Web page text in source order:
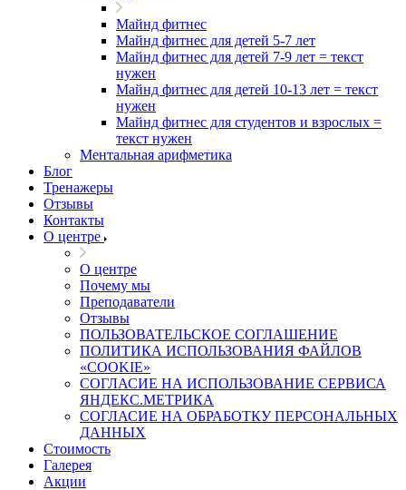
Майнд фитнес
Майнд фитнес для детей 5-7 лет
Майнд фитнес для детей 7-9 лет = текст
нужен
Майнд фитнес для детей 10-13 лет = текст
нужен
Майнд фитнес для студентов и взрослых =
текст нужен
Ментальная арифметика
Блог
Тренажеры
Отзывы
Контакты
О центре
О центре
Почему мы
Преподаватели
Отзывы
ПОЛЬЗОВАТЕЛЬСКОЕ СОГЛАШЕНИЕ
ПОЛИТИКА ИСПОЛЬЗОВАНИЯ ФАЙЛОВ
«COOKIE»
СОГЛАСИЕ НА ИСПОЛЬЗОВАНИЕ СЕРВИСА
ЯНДЕКС.МЕТРИКА
СОГЛАСИЕ НА ОБРАБОТКУ ПЕРСОНАЛЬНЫХ
ДАННЫХ
Стоимость
Галерея
Акции